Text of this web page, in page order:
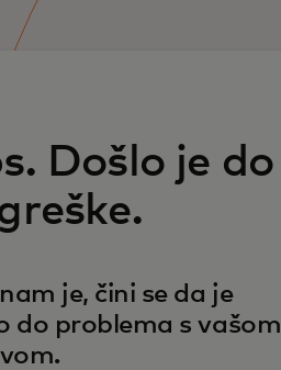
Došlo je do
je, čini se da je
do problema s vašom